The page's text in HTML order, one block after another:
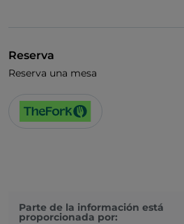
Reserva
Reserva una mesa
Parte de la información está
proporcionada por: